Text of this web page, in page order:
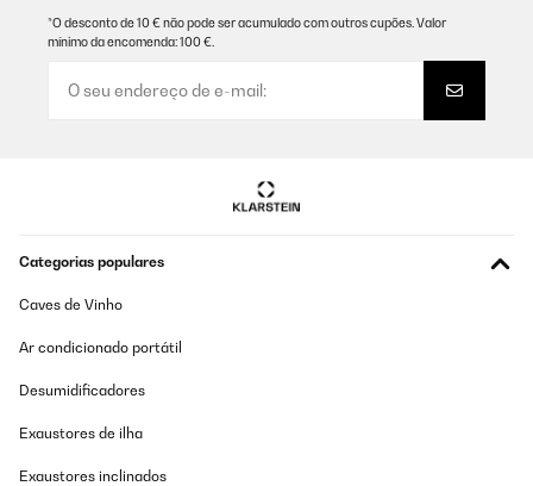
*O desconto de 10 € não pode ser acumulado com outros cupões. Valor
mínimo da encomenda: 100 €.
Categorias populares
Caves de Vinho
Ar condicionado portátil
Desumidificadores
Exaustores de ilha
Exaustores inclinados